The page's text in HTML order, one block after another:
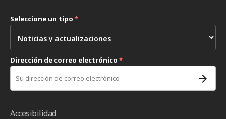
Seleccione un tipo *
Dirección de correo electrónico *
Accesibilidad